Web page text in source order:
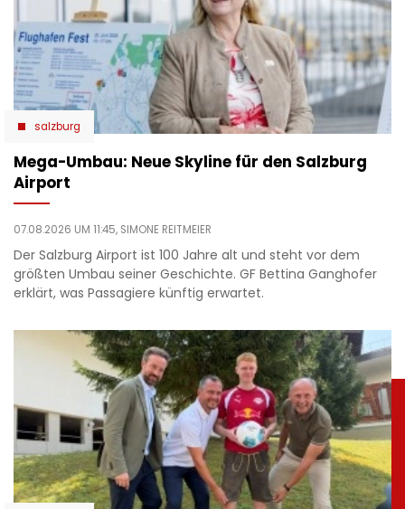
salzburg
Mega-Umbau: Neue Skyline für den Salzburg
Airport
07.08.2026 UM 11:45, SIMONE REITMEIER
Der Salzburg Airport ist 100 Jahre alt und steht vor dem
größten Umbau seiner Geschichte. GF Bettina Ganghofer
erklärt, was Passagiere künftig erwartet.